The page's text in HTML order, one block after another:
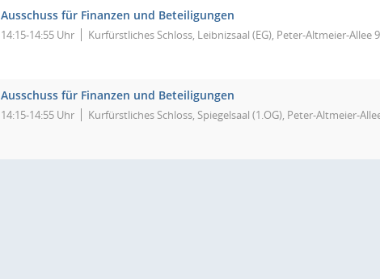
Ausschuss für Finanzen und Beteiligungen
14:15-14:55 Uhr Kurfürstliches Schloss, Leibnizsaal (EG), Peter-Altmeier-Allee
Ausschuss für Finanzen und Beteiligungen
14:15-14:55 Uhr Kurfürstliches Schloss, Spiegelsaal (1.OG), Peter-Altmeier-